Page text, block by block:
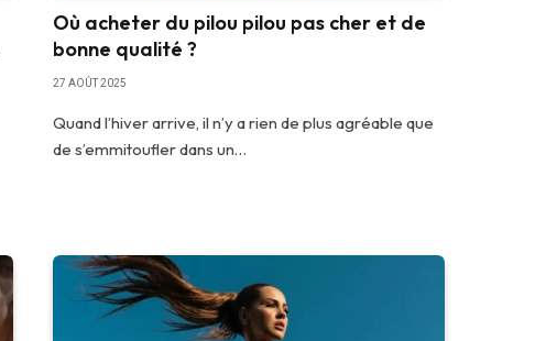
Où acheter du pilou pilou pas cher et de
bonne qualité ?
27 AOÛT 2025
Quand l’hiver arrive, il n’y a rien de plus agréable que
de s’emmitoufler dans un…